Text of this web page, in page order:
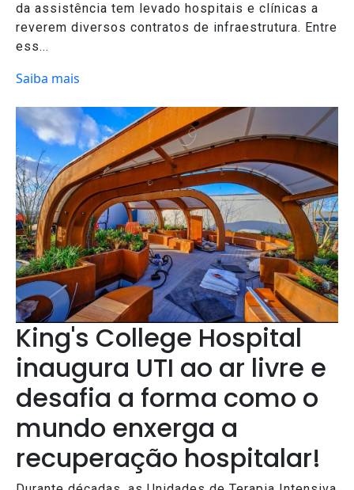
da assistência tem levado hospitais e clínicas a
reverem diversos contratos de infraestrutura. Entre
ess...
Saiba mais
King's College Hospital
inaugura UTI ao ar livre e
desafia a forma como o
mundo enxerga a
recuperação hospitalar!